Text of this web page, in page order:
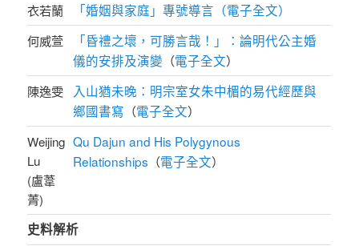
衣若蘭 「婚姻與家庭」專號導言（電子全文）
何威萱
「昏禮之壞，可勝言哉！」：論明代公主婚
儀的安排及演變 （電子全文）
陳逸雯
入山猶未晚：明宗室女朱中楣的易代經歷與
鄉國書寫 （電子全文）
Weijing
Lu
(盧葦
菁)
Qu Dajun and His Polygynous
Relationships （電子全文）
史料解析